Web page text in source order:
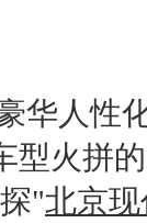
华人性
型火
"北京